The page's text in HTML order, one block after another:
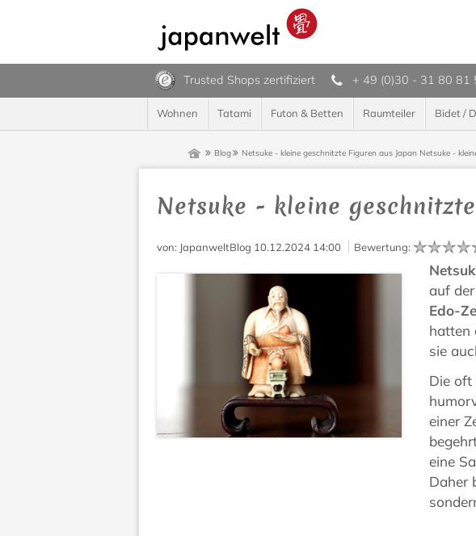
Trusted Shops zertifiziert + 49 (0)30 - 31 80 81
Wohnen Tatami Futon & Betten Raumteiler Bidet /
Blog Netsuke - kleine geschnitzte Figuren aus Japan Netsuke -
Netsuke - kleine
von: JapanweltBlog 10.12.2024 14:00 Bewertung:
auf
Edo-
hatten
sie
Die oft
einer
eine
Daher